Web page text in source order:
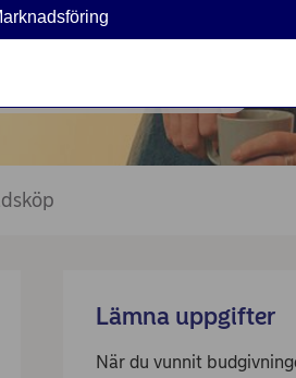
Nordea Bokföring
eBeställningar
AutoFX Hedging
Nordea Finans internettjänst
Lämna uppgifter
När du vunnit